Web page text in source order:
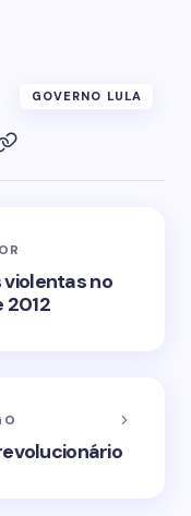
GOVERNO LULA
no
2012